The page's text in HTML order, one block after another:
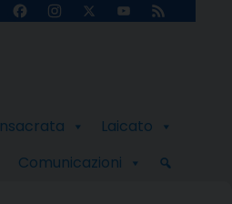
FacebookInstagram
X
YouTube
Feed
Laicato
Comunicazioni